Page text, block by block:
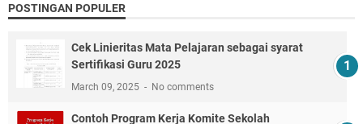
POSTINGAN POPULER
Cek Linieritas Mata Pelajaran sebagai syarat
Sertifikasi Guru 2025
March 09, 2025 No comments
Contoh Program Kerja Komite Sekolah